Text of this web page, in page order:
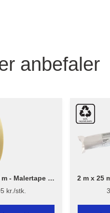
anbefaler
- Malertape -
kr./stk.
2 m x 25
13 µ -